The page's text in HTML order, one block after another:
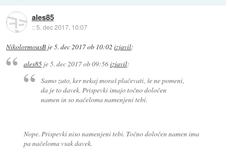
ales85
::5. dec 2017, 10:07
NikolormousB je5. dec 2017 ob 10:02 izjavil:
ales85je5. dec 2017 ob 09:56izjavil:
Samo zato, ker nekaj moraš plačevati, še ne pomeni,
da je to davek. Prispevki imajo točno določen
namen in so načeloma namenjeni tebi.
Nope. Prispevki niso namenjeni tebi. Točno določen namen ima
pa načeloma vsak davek.